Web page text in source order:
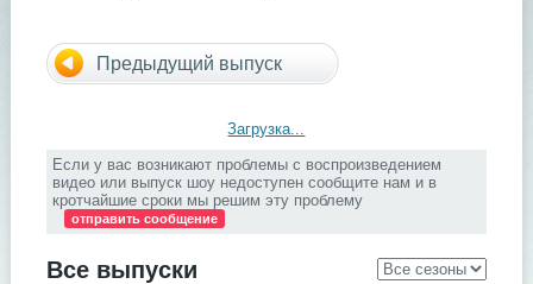
Предыдущий выпуск
Загрузка...
Если у вас возникают проблемы с воспроизведением
видео или выпуск шоу недоступен сообщите нам и в
кротчайшие сроки мы решим эту проблему
отправить сообщение
Все выпуски